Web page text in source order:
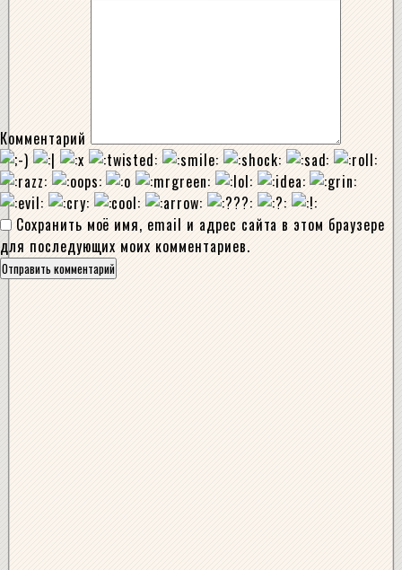
Комментарий
Сохранить моё имя, email и адрес сайта в этом браузере
для последующих моих комментариев.